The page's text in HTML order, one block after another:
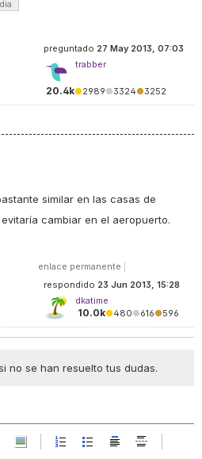
preguntado 27 May 2013, 07:03
trabber
20.4k●2989●3324●3252
similar en las casas de
cambiar en el aeropuerto.
enlace permanente
respondido 23 Jun 2013, 15:28
dkatime
10.0k●480●616●596
no se han resuelto tus dudas.